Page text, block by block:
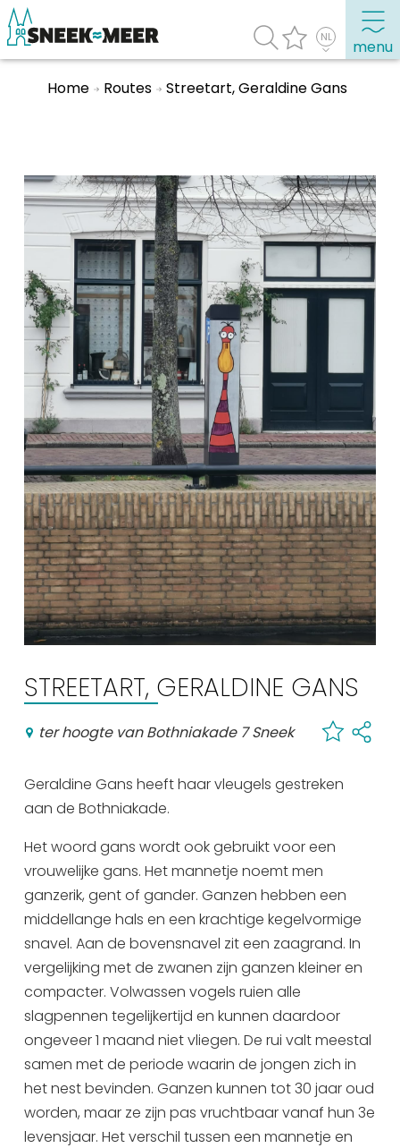
menu
Praktische informatie
Toeristische informatie
Bezienswaardigheden
Winkelen, uitgaan en doen
Eten, drinken & uitgaan
Watersport
Overnachten
Winkelen
En meer
Arrangementen
Jouw Sneek
De Friese meren
Other languages
UITagenda
Routes
Veel bezochte pagina's:
Overnachten in Sneek
Citygame Escapegame Sneek
Webcams
De leukste routes
Winkelen in Sneek
Bootverhuur
Home Routes Streetart, Geraldine Gans
STREETART, GERALDINE GANS
ter hoogte van Bothniakade 7 Sneek
Geraldine Gans heeft haar vleugels gestreken
aan de Bothniakade.
Het woord gans wordt ook gebruikt voor een
vrouwelijke gans. Het mannetje noemt men
ganzerik, gent of gander. Ganzen hebben een
middellange hals en een krachtige kegelvormige
snavel. Aan de bovensnavel zit een zaagrand. In
vergelijking met de zwanen zijn ganzen kleiner en
compacter. Volwassen vogels ruien alle
slagpennen tegelijkertijd en kunnen daardoor
ongeveer 1 maand niet vliegen. De rui valt meestal
samen met de periode waarin de jongen zich in
het nest bevinden. Ganzen kunnen tot 30 jaar oud
worden, maar ze zijn pas vruchtbaar vanaf hun 3e
levensjaar. Het verschil tussen een mannetje en